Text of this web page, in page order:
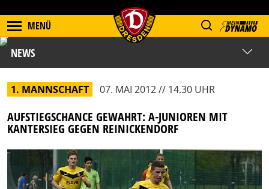
MENÜ
NEWS
1. MANNSCHAFT 07. MAI 2012 // 14.30 UHR
AUFSTIEGSCHANCE GEWAHRT: A-JUNIOREN MIT
KANTERSIEG GEGEN REINICKENDORF